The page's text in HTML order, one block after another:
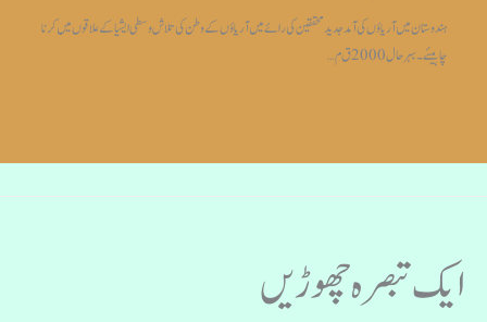
ہندوستان میں آریاؤں کی آمد جدیدمحققین کی رائے میں آریاؤں کے وطن کی تلاش وسطی ایشیا کے علاقوں میں کرنا
چاہیئے۔بہر حال 2000 ق م…
ایک تبصرہ چھوڑیں